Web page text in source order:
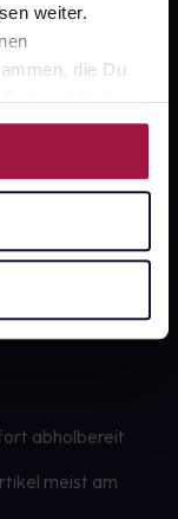
weiter.
die Du
Deiner
abholbereit
meist am